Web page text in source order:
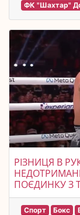
ФК "Шахтар"
РІЗНИЦЯ В
ПОЄДИНКУ З
Спорт Бокс